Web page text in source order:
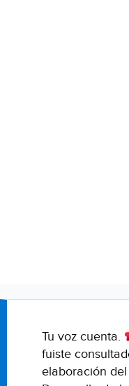
Tu voz cuenta.
fuiste
elaboración